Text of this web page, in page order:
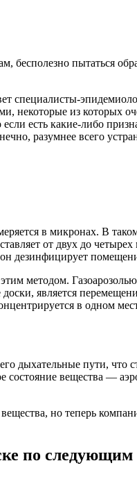
пытаться
специалисты-
некоторые из которых
есть какие-либо
разумнее всего
в микронах. В
от двух до
дезинфицирует
методом.
является
в одном
дыхательные пути, что
состояние вещества —
но теперь
по